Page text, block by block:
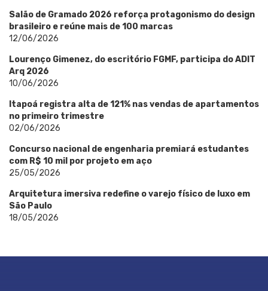
Salão de Gramado 2026 reforça protagonismo do design
brasileiro e reúne mais de 100 marcas
12/06/2026
Lourenço Gimenez, do escritório FGMF, participa do ADIT
Arq 2026
10/06/2026
Itapoá registra alta de 121% nas vendas de apartamentos
no primeiro trimestre
02/06/2026
Concurso nacional de engenharia premiará estudantes
com R$ 10 mil por projeto em aço
25/05/2026
Arquitetura imersiva redefine o varejo físico de luxo em
São Paulo
18/05/2026